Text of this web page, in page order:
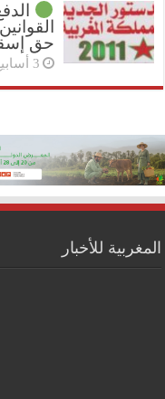
حق
3 أسابيع ago
المغربية للأخبار